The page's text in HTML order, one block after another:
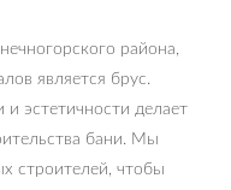
района,
является брус.
и эстетичности делает
бани. Мы
строителей, чтобы